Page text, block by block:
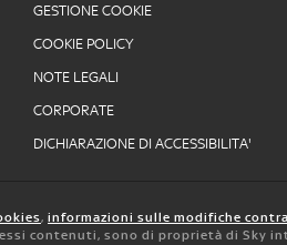
GESTIONE COOKIE
COOKIE POLICY
NOTE LEGALI
CORPORATE
DICHIARAZIONE DI ACCESSIBILITA'
, informazioni sulle modifiche
contenuti, sono di proprietà di Sky